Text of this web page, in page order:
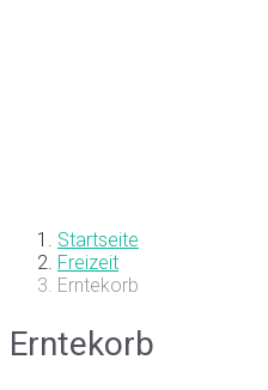
Startseite
Freizeit
Erntekorb
Erntekorb